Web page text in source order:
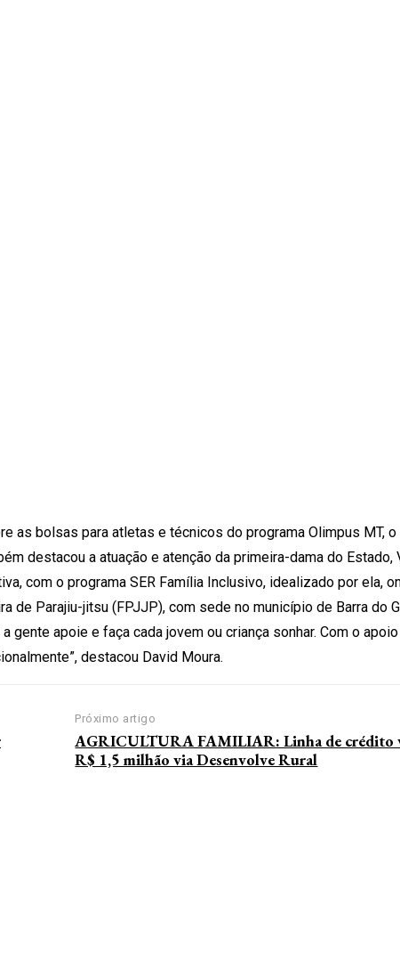
as bolsas para atletas e técnicos do programa Olimpus MT,
destacou a atuação e atenção da primeira-dama do Estado,
com o programa SER Família Inclusivo, idealizado por ela,
de Parajiu-jitsu (FPJJP), com sede no município de Barra do
apoie e faça cada jovem ou criança sonhar. Com o
destacou David Moura.
Próximo artigo
AGRICULTURA FAMILIAR: Linha de crédito
R$ 1,5 milhão via Desenvolve Rural